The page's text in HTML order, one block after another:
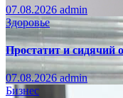
07.08.2026 admin
Здоровье
Простатит и сидячий
07.08.2026admin
Бизнес